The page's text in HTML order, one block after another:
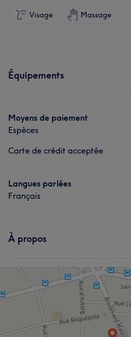
Visage Massage
Équipements
Moyens de paiement
Espèces
Carte de crédit acceptée
Langues parlées
Français
À propos